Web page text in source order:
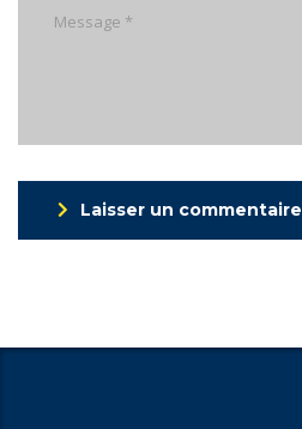
Laisser un commentaire